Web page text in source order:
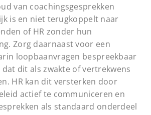
van coachingsgesprekken
is en niet terugkoppelt naar
of HR zonder hun
Zorg daarnaast voor een
loopbaanvragen bespreekbaar
dit als zwakte of vertrekwens
HR kan dit versterken door
actief te communiceren en
als standaard onderdeel